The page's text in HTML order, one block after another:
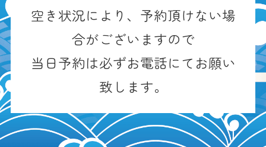
空き状況により、予約頂けない場
合がございますので
当日予約は必ずお電話にてお願い
致します。